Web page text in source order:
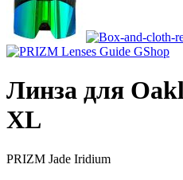
Линза для
XL
PRIZM Jade Iridium